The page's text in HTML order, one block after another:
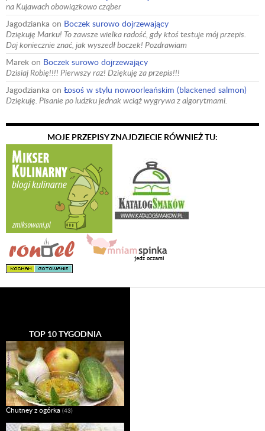
na Kujawach obowiązkowo cząber
Jagodzianka on Boczek surowo dojrzewający
Dziękuję Marku! To zawsze wielka radość, gdy ktoś testuje mój przepis.
Daj koniecznie znać, jak wyszedł boczek! Pozdrawiam
Marek on Boczek surowo dojrzewający
Dzisiaj Robię!!!! Pierwszy raz! Dziękuję za przepis!!!
Jagodzianka on Łosoś w stylu nowoorleańskim (blackened salmon)
Dziękuję. Pisanie po ludzku jednak wciąż wygrywa z algorytmami.
MOJE PRZEPISY ZNAJDZIECIE RÓWNIEŻ TU:
TOP 10 TYGODNIA
Chutney z ogórka (43)